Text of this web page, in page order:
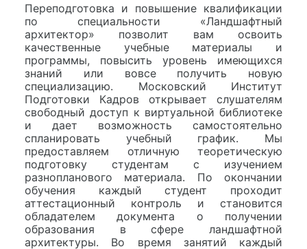
Переподготовка и повышение квалификации
по специальности «Ландшафтный
архитектор» позволит вам освоить
качественные учебные материалы и
программы, повысить уровень имеющихся
знаний или вовсе получить новую
специализацию. Московский Институт
Подготовки Кадров открывает слушателям
свободный доступ к виртуальной библиотеке
и дает возможность самостоятельно
спланировать учебный график. Мы
предоставляем отличную теоретическую
подготовку студентам с изучением
разнопланового материала. По окончании
обучения каждый студент проходит
аттестационный контроль и становится
обладателем документа о получении
образования в сфере ландшафтной
архитектуры. Во время занятий каждый